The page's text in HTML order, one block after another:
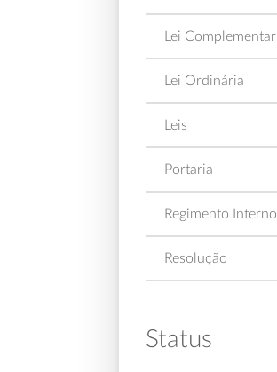
Lei Complementar
Lei Ordinária
Leis
Portaria
Regimento Interno
Resolução
Status